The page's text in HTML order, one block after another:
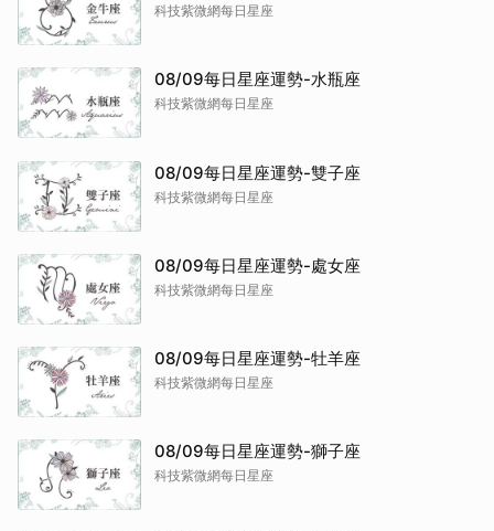
科技紫微網每日星座
08/09每日星座運勢-水瓶座
科技紫微網每日星座
08/09每日星座運勢-雙子座
科技紫微網每日星座
08/09每日星座運勢-處女座
科技紫微網每日星座
08/09每日星座運勢-牡羊座
科技紫微網每日星座
08/09每日星座運勢-獅子座
科技紫微網每日星座